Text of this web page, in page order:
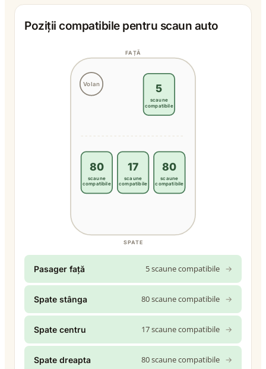
Poziții compatibile pentru scaun auto
Volan
FAȚĂ
SPATE
5
scaune
compatibile
80
scaune
compatibile
17
scaune
compatibile
80
scaune
compatibile
Pasager față 5 scaune compatibile →
Spate stânga 80 scaune compatibile →
Spate centru 17 scaune compatibile →
Spate dreapta 80 scaune compatibile →